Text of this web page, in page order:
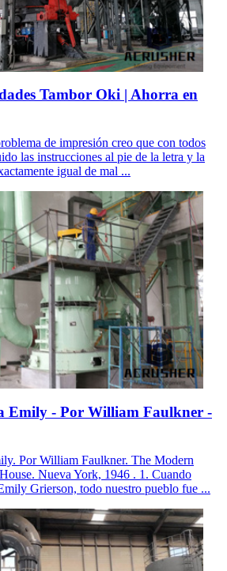
Tambor Oki | Ahorra en
de impresión creo que con todos
las instrucciones al pie de la letra y la
igual de mal ...
Emily - Por William Faulkner -
Por William Faulkner. The Modern
Nueva York, 1946 . 1. Cuando
Grierson, todo nuestro pueblo fue ...